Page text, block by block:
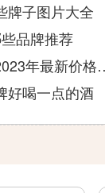
牌子图片大全
品牌推荐
五粮液价格
好喝一点的酒